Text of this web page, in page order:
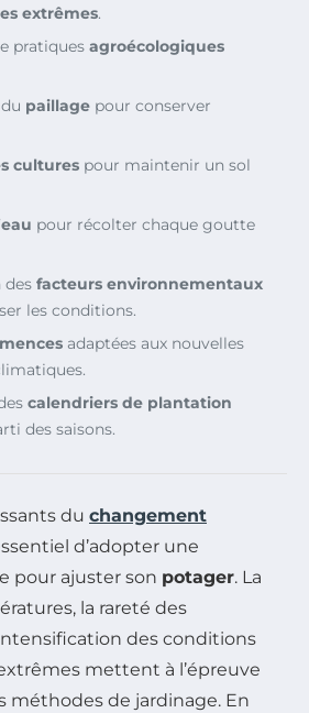
extrêmes.
pratiques agroécologiques
paillage pour conserver
cultures pour maintenir un sol
eau pour récolter chaque goutte
des facteurs environnementaux
les conditions.
adaptées aux nouvelles
calendriers de plantation
des saisons.
du changement
d’adopter une
pour ajuster son potager. La
la rareté des
des conditions
mettent à l’épreuve
méthodes de jardinage. En